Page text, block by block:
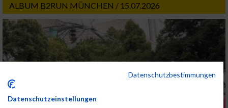
ALBUM B2RUN MÜNCHEN / 15.07.2026
Datenschutzbestimmungen
Datenschutzeinstellungen